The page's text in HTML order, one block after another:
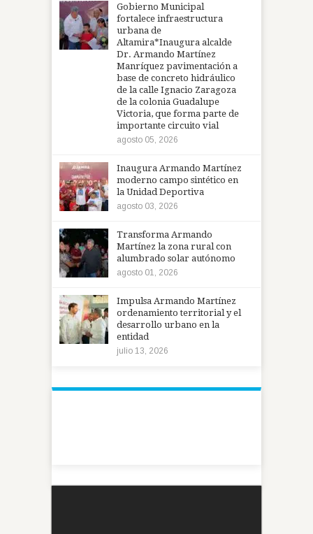
Gobierno Municipal
fortalece infraestructura
urbana de
Altamira*Inaugura alcalde
Dr. Armando Martínez
Manríquez pavimentación a
base de concreto hidráulico
de la calle Ignacio Zaragoza
de la colonia Guadalupe
Victoria, que forma parte de
importante circuito vial
agosto 05, 2026
Inaugura Armando Martínez
moderno campo sintético en
la Unidad Deportiva
agosto 03, 2026
Transforma Armando
Martínez la zona rural con
alumbrado solar autónomo
agosto 01, 2026
Impulsa Armando Martínez
ordenamiento territorial y el
desarrollo urbano en la
entidad
julio 13, 2026